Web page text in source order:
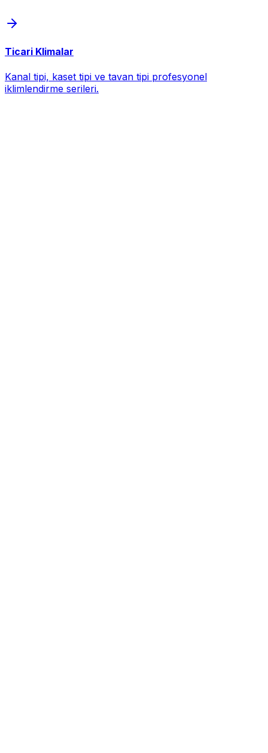
Ticari Klimalar
Kanal tipi, kaset tipi ve tavan tipi profesyonel
iklimlendirme serileri.